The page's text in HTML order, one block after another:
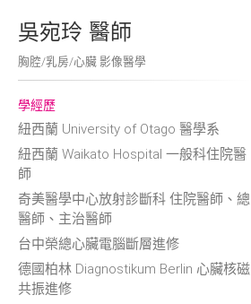
吳宛玲 醫師
胸腔/乳房/心臟 影像醫學
學經歷
紐西蘭 University of Otago 醫學系
紐西蘭 Waikato Hospital 一般科住院醫
師
奇美醫學中心放射診斷科 住院醫師、總
醫師、主治醫師
台中榮總心臟電腦斷層進修
德國柏林 Diagnostikum Berlin 心臟核磁
共振進修